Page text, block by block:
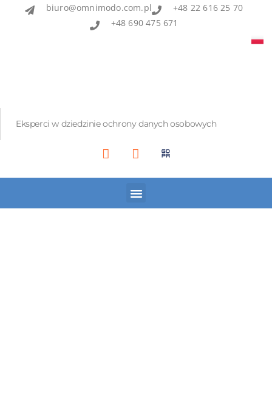
biuro@omnimodo.com.pl
+48 22 616 25 70
+48 690 475 671
Eksperci w dziedzinie ochrony danych osobowych